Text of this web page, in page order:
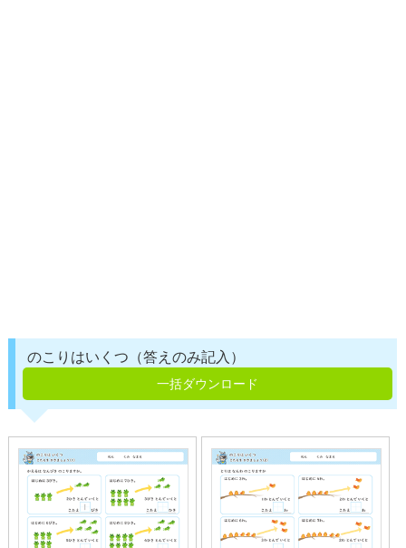
のこりはいくつ（答えのみ記入）
一括ダウンロード